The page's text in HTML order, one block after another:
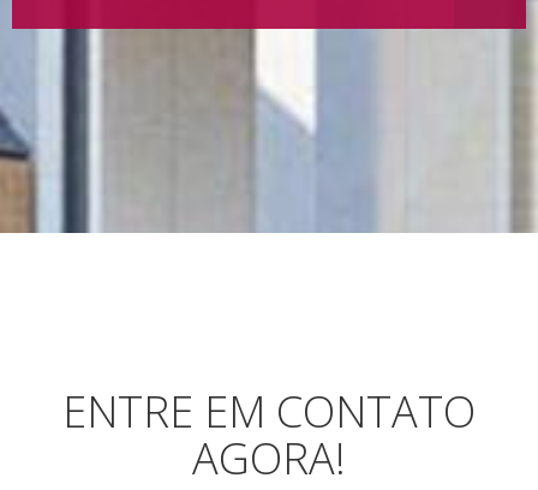
ENTRE EM CONTATO
AGORA!